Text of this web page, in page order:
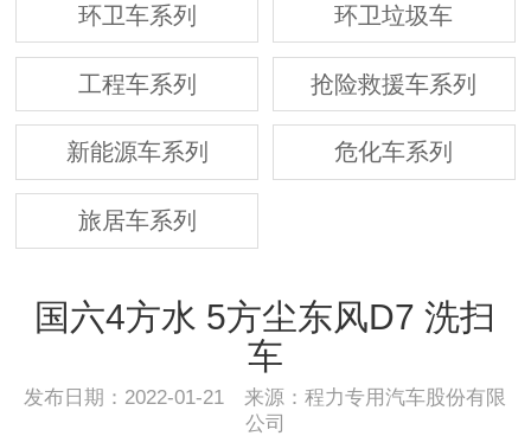
环卫车系列 环卫垃圾车
工程车系列 抢险救援车系列
新能源车系列 危化车系列
旅居车系列
国六4方水 5方尘东风D7 洗扫
车
发布日期：2022-01-21 来源：程力专用汽车股份有限
公司